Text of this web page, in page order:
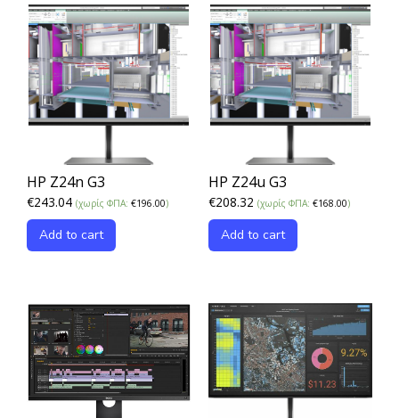
HP Z24n G3
€243.04 (χωρίς ΦΠΑ: €196.00)
Add to cart
HP Z24u G3
€208.32 (χωρίς ΦΠΑ: €168.00)
Add to cart